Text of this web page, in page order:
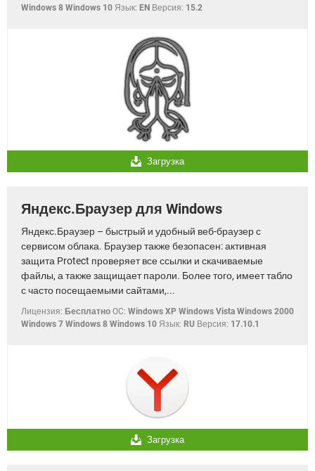
Windows 8 Windows 10 Язык: EN Версия: 15.2
Загрузка
Яндекс.Браузер для Windows
Яндекс.Браузер – быстрый и удобный веб-браузер с
сервисом облака. Браузер также безопасен: активная
защита Protect проверяет все ссылки и скачиваемые
файлы, а также защищает пароли. Более того, имеет табло
с часто посещаемыми сайтами,...
Лицензия: Бесплатно OC: Windows XP Windows Vista Windows 2000
Windows 7 Windows 8 Windows 10 Язык: RU Версия: 17.10.1
Загрузка